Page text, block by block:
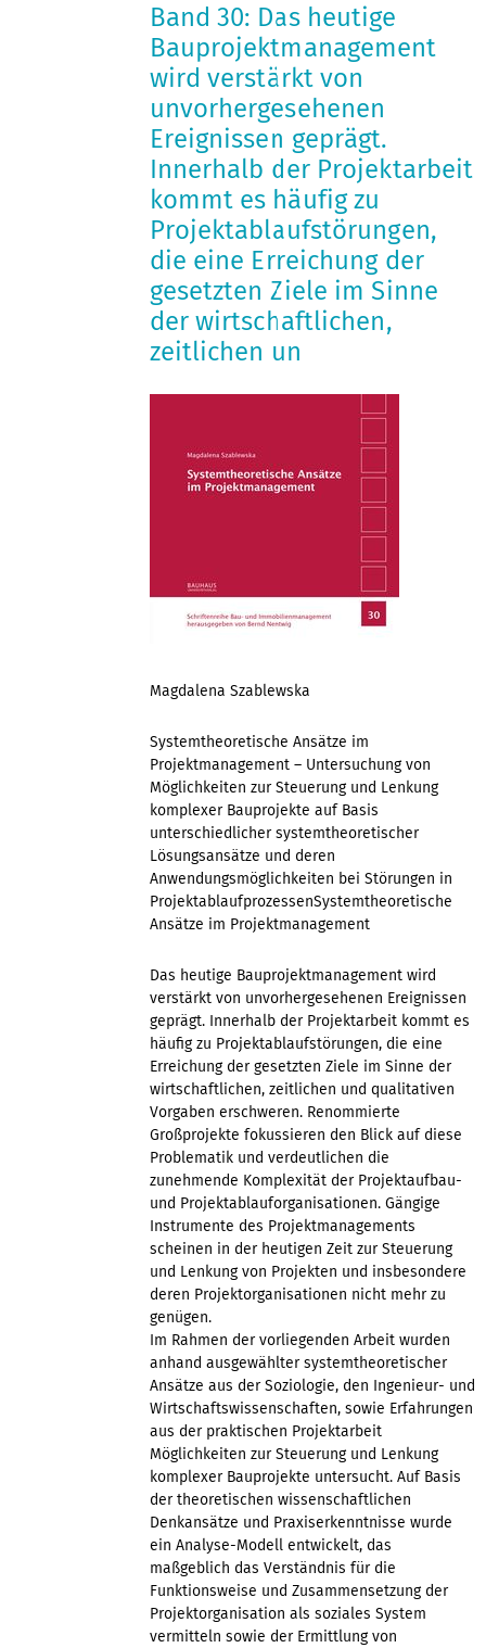
Band 30: Das heutige
Bauprojektmanagement
wird verstärkt von
unvorhergesehenen
Ereignissen geprägt.
Innerhalb der Projektarbeit
kommt es häufig zu
Projektablaufstörungen,
die eine Erreichung der
gesetzten Ziele im Sinne
der wirtschaftlichen,
zeitlichen un
Magdalena Szablewska
Systemtheoretische Ansätze im
Projektmanagement – Untersuchung von
Möglichkeiten zur Steuerung und Lenkung
komplexer Bauprojekte auf Basis
unterschiedlicher systemtheoretischer
Lösungsansätze und deren
Anwendungsmöglichkeiten bei Störungen in
ProjektablaufprozessenSystemtheoretische
Ansätze im Projektmanagement
Das heutige Bauprojektmanagement wird
verstärkt von unvorhergesehenen Ereignissen
geprägt. Innerhalb der Projektarbeit kommt es
häufig zu Projektablaufstörungen, die eine
Erreichung der gesetzten Ziele im Sinne der
wirtschaftlichen, zeitlichen und qualitativen
Vorgaben erschweren. Renommierte
Großprojekte fokussieren den Blick auf diese
Problematik und verdeutlichen die
zunehmende Komplexität der Projektaufbau-
und Projektablauforganisationen. Gängige
Instrumente des Projektmanagements
scheinen in der heutigen Zeit zur Steuerung
und Lenkung von Projekten und insbesondere
deren Projektorganisationen nicht mehr zu
genügen.
Im Rahmen der vorliegenden Arbeit wurden
anhand ausgewählter systemtheoretischer
Ansätze aus der Soziologie, den Ingenieur- und
Wirtschaftswissenschaften, sowie Erfahrungen
aus der praktischen Projektarbeit
Möglichkeiten zur Steuerung und Lenkung
komplexer Bauprojekte untersucht. Auf Basis
der theoretischen wissenschaftlichen
Denkansätze und Praxiserkenntnisse wurde
ein Analyse-Modell entwickelt, das
maßgeblich das Verständnis für die
Funktionsweise und Zusammensetzung der
Projektorganisation als soziales System
vermitteln sowie der Ermittlung von